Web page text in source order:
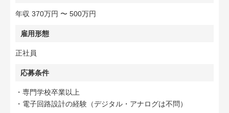
年収 370万円 〜 500万円
雇用形態
正社員
応募条件
・専門学校卒業以上
・電子回路設計の経験（デジタル・アナログは不問）